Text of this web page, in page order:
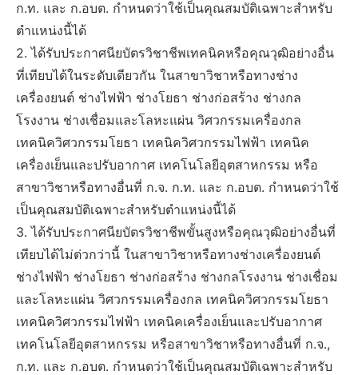
ก.ท. และ ก.อบต. กำหนดว่าใช้เป็นคุณสมบัติเฉพาะสำหรับ
ตำแหน่งนี้ได้
2. ได้รับประกาศนียบัตรวิชาชีพเทคนิคหรือคุณวุฒิอย่างอื่น
ที่เทียบได้ในระดับเดียวกัน ในสาขาวิชาหรือทางช่าง
เครื่องยนต์ ช่างไฟฟ้า ช่างโยธา ช่างก่อสร้าง ช่างกล
โรงงาน ช่างเชื่อมและโลหะแผ่น วิศวกรรมเครื่องกล
เทคนิควิศวกรรมโยธา เทคนิควิศวกรรมไฟฟ้า เทคนิค
เครื่องเย็นและปรับอากาศ เทคโนโลยีอุตสาหกรรม หรือ
สาขาวิชาหรือทางอื่นที่ ก.จ. ก.ท. และ ก.อบต. กำหนดว่าใช้
เป็นคุณสมบัติเฉพาะสำหรับตำแหน่งนี้ได้
3. ได้รับประกาศนียบัตรวิชาชีพขั้นสูงหรือคุณวุฒิอย่างอื่นที่
เทียบได้ไม่ต่วกว่านี้ ในสาขาวิชาหรือทางช่างเครื่องยนต์
ช่างไฟฟ้า ช่างโยธา ช่างก่อสร้าง ช่างกลโรงงาน ช่างเชื่อม
และโลหะแผ่น วิศวกรรมเครื่องกล เทคนิควิศวกรรมโยธา
เทคนิควิศวกรรมไฟฟ้า เทคนิคเครื่องเย็นและปรับอากาศ
เทคโนโลยีอุตสาหกรรม หรือสาขาวิชาหรือทางอื่นที่ ก.จ.,
ก.ท. และ ก.อบต. กำหนดว่าใช้เป็นคุณสมบัติเฉพาะสำหรับ